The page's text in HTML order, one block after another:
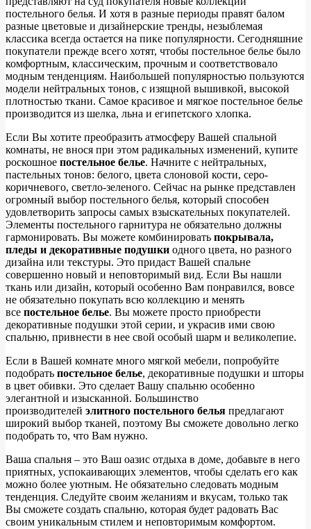
постельного белья. И хотя в разные периоды правят балом
разные цветовые и дизайнерские тренды, незыблемая
классика всегда остается на пике популярности. Сегодняшние
покупатели прежде всего хотят, чтобы постельное белье было
комфортным, классическим, прочным и соответствовало
модным тенденциям. Наибольшей популярностью пользуются
модели нейтральных тонов, с изящной вышивкой, высокой
плотностью ткани. Самое красивое и мягкое постельное белье
производится из шелка, льна и египетского хлопка.
Если Вы хотите преобразить атмосферу Вашей спальной
комнаты, не внося при этом радикальных изменений, купите
роскошное постельное белье. Начните с нейтральных,
пастельных тонов: белого, цвета слоновой кости, серо-
коричневого, светло-зеленого. Сейчас на рынке представлен
огромный выбор постельного белья, который способен
удовлетворить запросы самых взыскательных покупателей.
Элементы постельного гарнитура не обязательно должны
гармонировать. Вы можете комбинировать покрывала,
пледы и декоративные подушки одного цвета, но разного
дизайна или текстуры. Это придаст Вашей спальне
совершенно новый и неповторимый вид. Если Вы нашли
ткань или дизайн, который особенно Вам понравился, вовсе
не обязательно покупать всю коллекцию и менять
все постельное белье. Вы можете просто приобрести
декоративные подушки этой серии, и украсив ими свою
спальню, привнести в нее свой особый шарм и великолепие.
Если в Вашей комнате много мягкой мебели, попробуйте
подобрать постельное белье, декоративные подушки и шторы
в цвет обивки. Это сделает Вашу спальню особенно
элегантной и изысканной. Большинство
производителей элитного постельного белья предлагают
широкий выбор тканей, поэтому Вы сможете довольно легко
подобрать то, что Вам нужно.
Ваша спальня – это Ваш оазис отдыха в доме, добавьте в него
приятных, успокаивающих элементов, чтобы сделать его как
можно более уютным. Не обязательно следовать модным
тенденция. Следуйте своим желаниям и вкусам, только так
Вы сможете создать спальню, которая будет радовать Вас
своим уникальным стилем и неповторимым комфортом.